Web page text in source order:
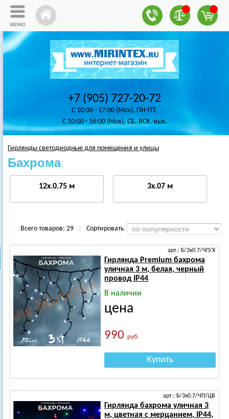
+7 (905) 727-20-72
C 10:00 - 17:00 (Мск), ПН-ПТ.
C 10:00 - 16:00 (Мск), СБ, ВСК.-вых.
Гирлянды светодиодные для помещения и улицы
Бахрома
12х.0.75 м 3х.07 м
Всего товаров: 29 Сортировать
арт.: Б/3х0.7/ЧП/Х
Гирлянда Premium бахрома
уличная 3 м, белая, черный
провод IP44
В наличии
цена
990руб.
Купить
арт.: Б/3х0.7/ЧП/ЦВ
Гирлянда бахрома уличная 3
м, цветная с мерцанием, IP44,